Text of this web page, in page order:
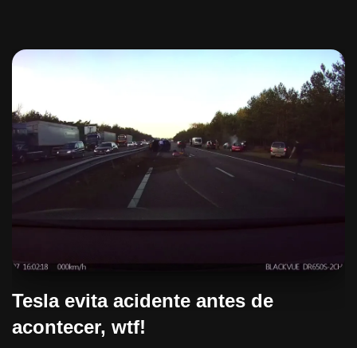
Tesla evita acidente antes de
acontecer, wtf!